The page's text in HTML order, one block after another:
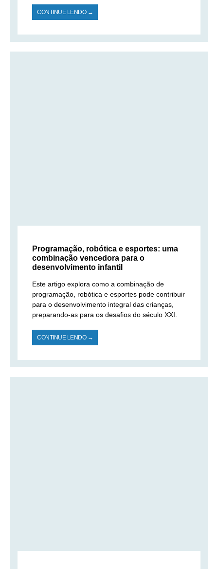
CONTINUE LENDO →
Programação, robótica e esportes: uma
combinação vencedora para o
desenvolvimento infantil
Este artigo explora como a combinação de
programação, robótica e esportes pode contribuir
para o desenvolvimento integral das crianças,
preparando-as para os desafios do século XXI.
CONTINUE LENDO →